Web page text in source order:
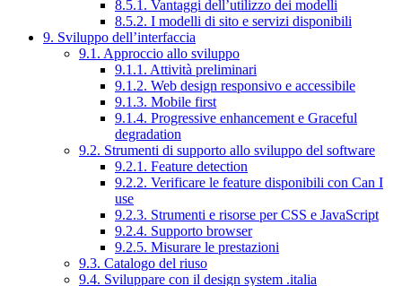
8.5.1. Vantaggi dell’utilizzo dei modelli
8.5.2. I modelli di sito e servizi disponibili
9. Sviluppo dell’interfaccia
9.1. Approccio allo sviluppo
9.1.1. Attività preliminari
9.1.2. Web design responsivo e accessibile
9.1.3. Mobile first
9.1.4. Progressive enhancement e Graceful
degradation
9.2. Strumenti di supporto allo sviluppo del software
9.2.1. Feature detection
9.2.2. Verificare le feature disponibili con Can I
use
9.2.3. Strumenti e risorse per CSS e JavaScript
9.2.4. Supporto browser
9.2.5. Misurare le prestazioni
9.3. Catalogo del riuso
9.4. Sviluppare con il design system .italia